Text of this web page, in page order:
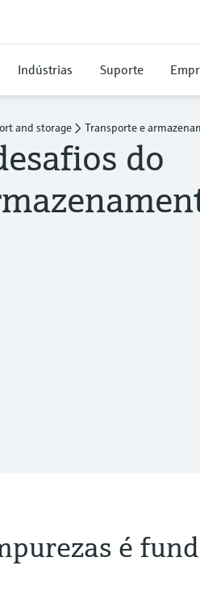
Indústrias Suporte
and storage Transporte e
do
é